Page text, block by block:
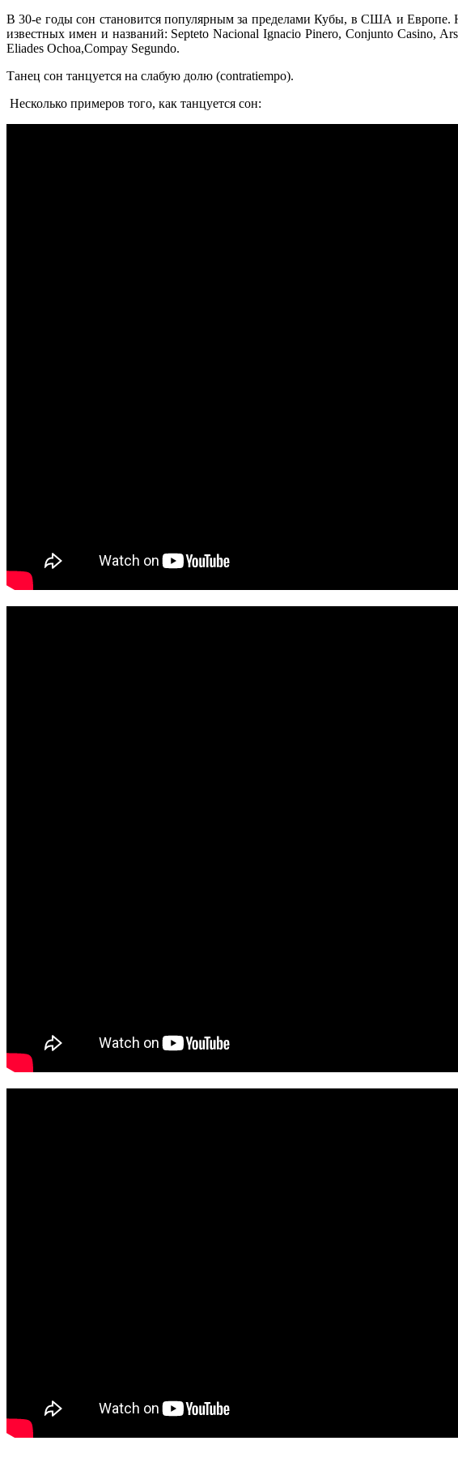
В 30-е годы сон становится популярным за пределами Кубы, в США и Европе.
известных имен и названий: Septeto Nacional Ignacio Pinero, Conjunto Casino,
Eliades Ochoa,Compay Segundo.
Танец сон танцуется на слабую долю (contratiempo).
Несколько примеров того, как танцуется сон: